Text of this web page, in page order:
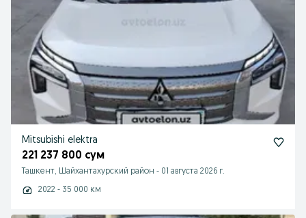
Mitsubishi elektra
221 237 800 сум
Ташкент, Шайхантахурский район - 01 августа 2026 г.
2022 - 35 000 км